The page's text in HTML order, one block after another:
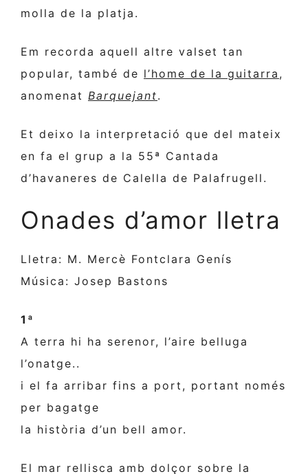
molla de la platja.
Em recorda aquell altre valset tan
popular, també de l’home de la guitarra ,
anomenat Barquejant.
Et deixo la interpretació que del mateix
en fa el grup a la 55ª Cantada
d’havaneres de Calella de Palafrugell.
Onades d’amor lletra
Lletra: M. Mercè Fontclara Genís
Música: Josep Bastons
1ª
A terra hi ha serenor, l’aire belluga
l’onatge..
i el fa arribar fins a port, portant només
per bagatge
la història d’un bell amor.
El mar rellisca amb dolçor sobre la